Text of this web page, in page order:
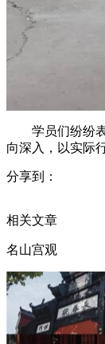
学员们纷纷
向深入，以实际
分享到：
相关文章
名山宫观